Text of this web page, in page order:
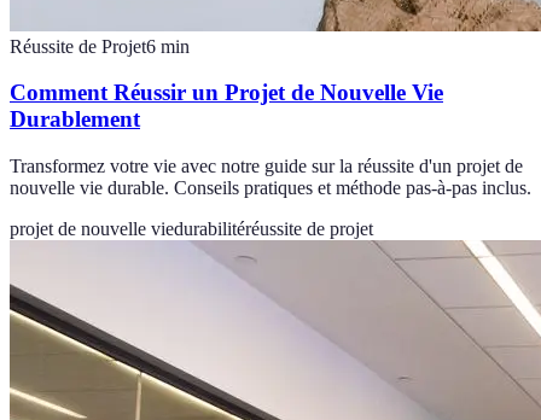
Réussite de Projet6 min
Comment Réussir un Projet de Nouvelle Vie
Durablement
Transformez votre vie avec notre guide sur la réussite d'un projet de
nouvelle vie durable. Conseils pratiques et méthode pas-à-pas inclus.
projet de nouvelle viedurabilitéréussite de projet